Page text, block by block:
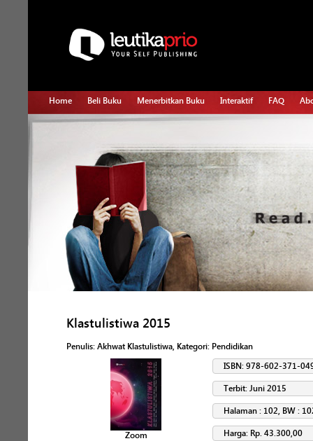
Home Beli Buku Menerbitkan Buku Interaktif FAQ
Klastulistiwa 2015
Penulis: Akhwat Klastulistiwa, Kategori: Pendidikan
Zoom
ISBN: 978-602-371-
Terbit: Juni 2015
Halaman : 102, BW :
Harga: Rp. 43.300,00